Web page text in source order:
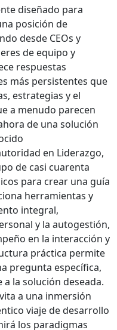
diseñado para
posición de
desde CEOs y
de equipo y
respuestas
más persistentes que
estrategias y el
a menudo parecen
de una solución
en Liderazgo,
de casi cuarenta
para crear una guía
herramientas y
integral,
y la autogestión,
en la interacción y
práctica permite
pregunta específica,
la solución deseada.
a una inmersión
viaje de desarrollo
los paradigmas